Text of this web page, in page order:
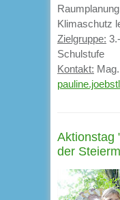
Klimaschutz
Zielgruppe:
Schulstufe
Kontakt:
Aktionstag
der